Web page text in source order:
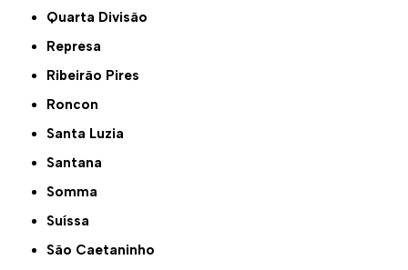
Quarta Divisão
Represa
Ribeirão Pires
Roncon
Santa Luzia
Santana
Somma
Suíssa
São Caetaninho